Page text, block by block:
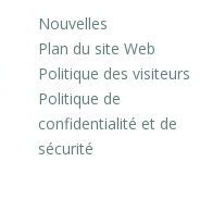
Nouvelles
Plan du site Web
Politique des visiteurs
Politique de
confidentialité et de
sécurité